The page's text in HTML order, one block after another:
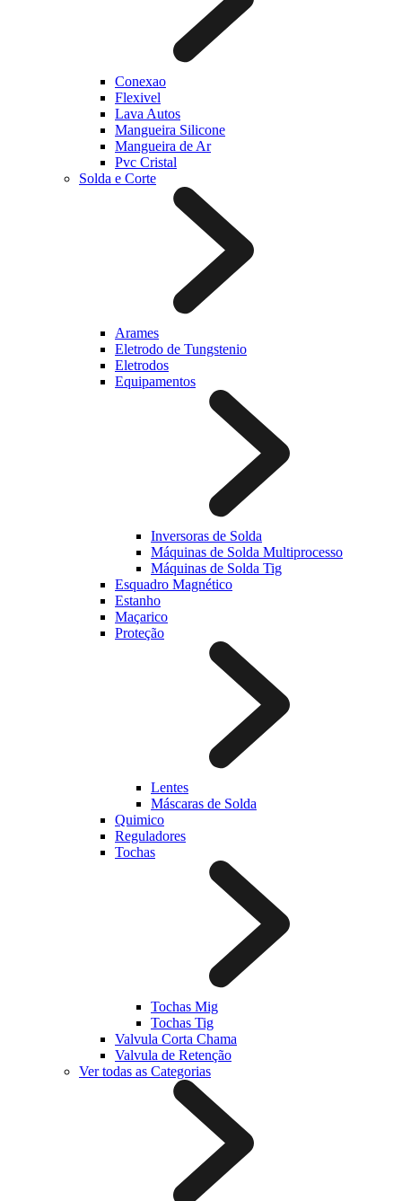
Conexao
Flexivel
Lava Autos
Mangueira Silicone
Mangueira de Ar
Pvc Cristal
Solda e Corte
Arames
Eletrodo de Tungstenio
Eletrodos
Equipamentos
Inversoras de Solda
Máquinas de Solda Multiprocesso
Máquinas de Solda Tig
Esquadro Magnético
Estanho
Maçarico
Proteção
Lentes
Máscaras de Solda
Quimico
Reguladores
Tochas
Tochas Mig
Tochas Tig
Valvula Corta Chama
Valvula de Retenção
Ver todas as Categorias